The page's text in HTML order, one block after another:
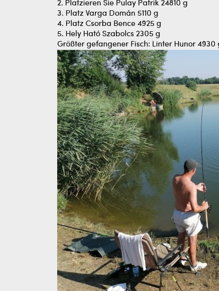
2. Platzieren Sie Pulay Patrik 24810 g
3. Platz Varga Domán 5110 g
4. Platz Csorba Bence 4925 g
5. Hely Ható Szabolcs 2305 g
Größter gefangener Fisch: Linter Hunor 4930